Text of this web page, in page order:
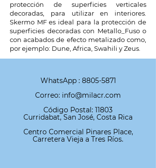
protección de superficies verticales
decoradas, para utilizar en interiores.
Skermo MF es ideal para la protección de
superficies decoradas con Metallo_Fuso o
con acabados de efecto metalizado como,
por ejemplo: Dune, Africa, Swahili y Zeus.
WhatsApp : 8805-5871
Correo: info@milacr.com
Código Postal: 11803
Curridabat, San José, Costa Rica
Centro Comercial Pinares Place,
Carretera Vieja a Tres Ríos.